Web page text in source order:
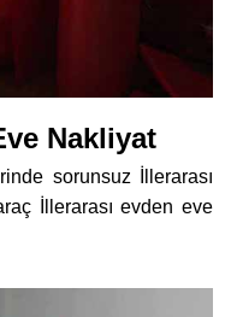
Nakliyat
sorunsuz İllerarası
İllerarası evden eve